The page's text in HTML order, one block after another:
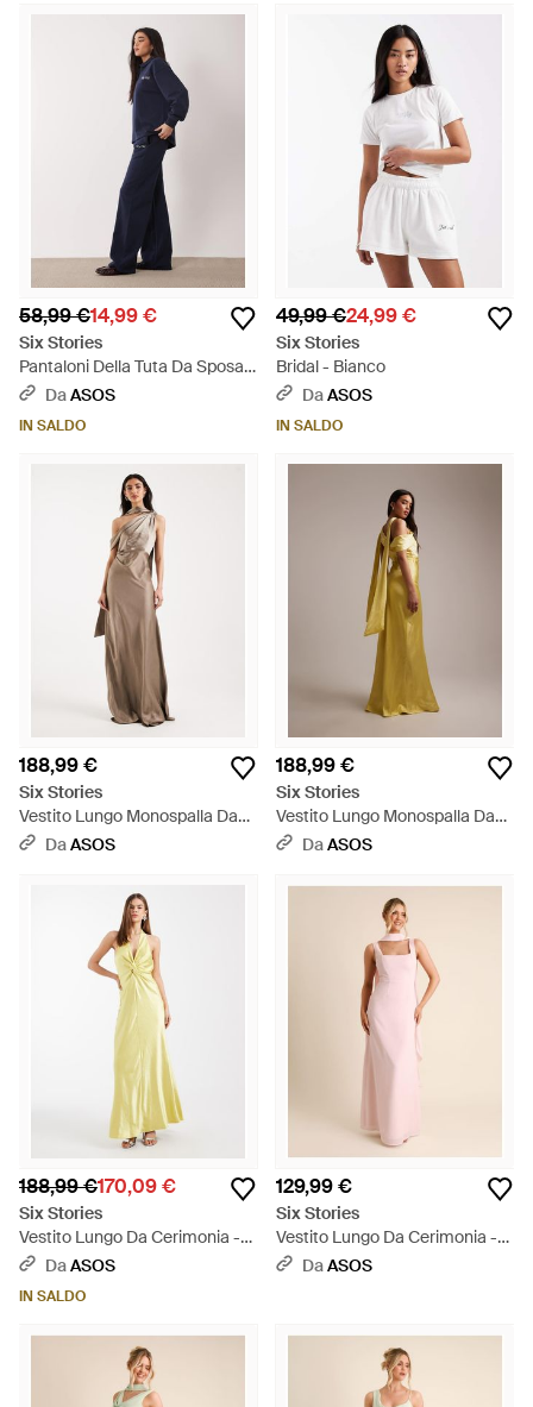
58,99 €14,99 €
Six Stories
Pantaloni Della Tuta Da Sposa
Con Scritta "Wifey Club" - Blu
DaASOS
IN SALDO
49,99 €24,99 €
Six Stories
Bridal - Bianco
DaASOS
IN SALDO
188,99 €
Six Stories
Vestito Lungo Monospalla Da
Damigella - Neutro
DaASOS
188,99 €
Six Stories
Vestito Lungo Monospalla Da
Cerimonia - Giallo
DaASOS
188,99 €170,09 €
Six Stories
Vestito Lungo Da Cerimonia -
Giallo
DaASOS
IN SALDO
129,99 €
Six Stories
Vestito Lungo Da Cerimonia -
RosaDaASOS